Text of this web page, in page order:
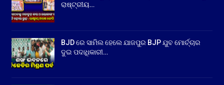
ରାଷ୍ଟ୍ରୀୟ…
BJD ରେ ସାମିଲ ହେଲେ ଯାଜପୁର BJP ଯୁବ ମୋର୍ଚ୍ଚାର
ଦୁଇ ପଦାଧିକାରୀ…